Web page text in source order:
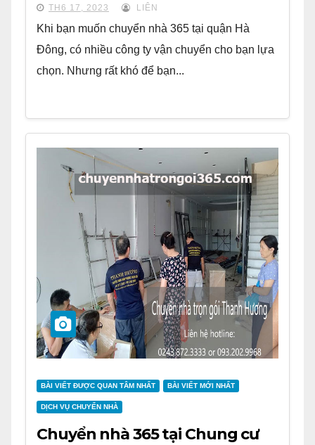
TH6 17, 2023 LIÊN
Khi bạn muốn chuyển nhà 365 tại quận Hà
Đông, có nhiều công ty vận chuyển cho bạn lựa
chọn. Nhưng rất khó để bạn...
BÀI VIẾT ĐƯỢC QUAN TÂM NHẤT BÀI VIẾT MỚI NHẤT
DỊCH VỤ CHUYỂN NHÀ
Chuyển nhà 365 tại Chung cư